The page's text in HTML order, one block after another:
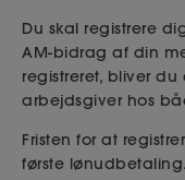
Du skal registrere
AM-bidrag af din
registreret, bliver
arbejdsgiver hos
Fristen for at
første lønudbetaling.